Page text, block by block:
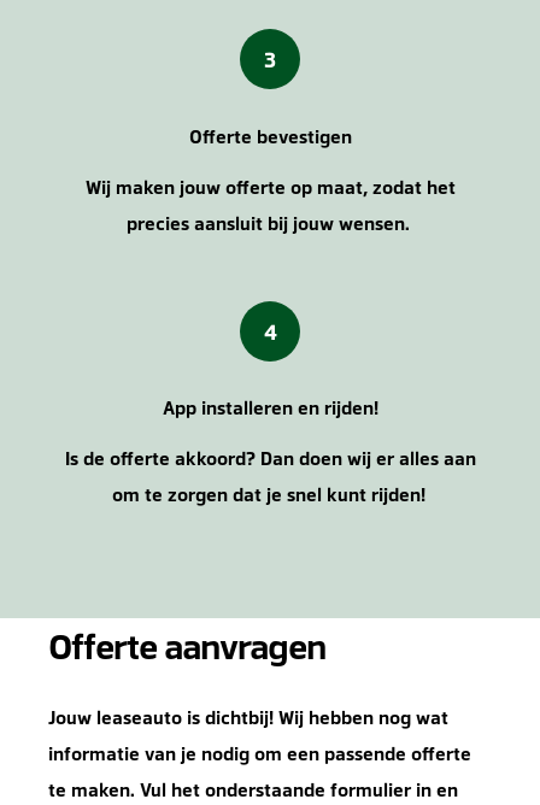
3
Offerte bevestigen
Wij maken jouw offerte op maat, zodat het
precies aansluit bij jouw wensen.
4
App installeren en rijden!
Is de offerte akkoord? Dan doen wij er alles aan
om te zorgen dat je snel kunt rijden!
Offerte aanvragen
Jouw leaseauto is dichtbij! Wij hebben nog wat
informatie van je nodig om een passende offerte
te maken. Vul het onderstaande formulier in en